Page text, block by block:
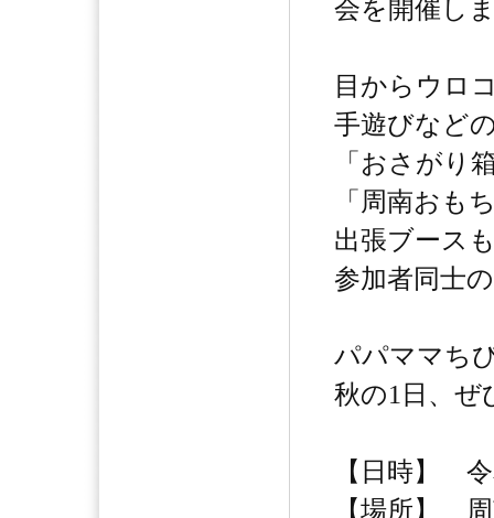
会を開催し
目からウロ
手遊びなど
「おさがり
「周南おも
出張ブース
参加者同士
パパママち
秋の1日、ぜ
【日時】
【場所】